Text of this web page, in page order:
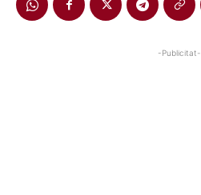
-Publicitat-